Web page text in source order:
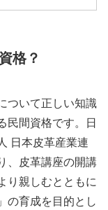
格？
ついて正しい知識
民間資格です。日
日本皮革産業連
、皮革講座の開講
り親しむとともに
の育成を目的とし